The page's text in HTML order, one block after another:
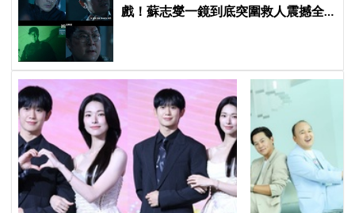
戲！蘇志燮一鏡到底突圍救人震撼全